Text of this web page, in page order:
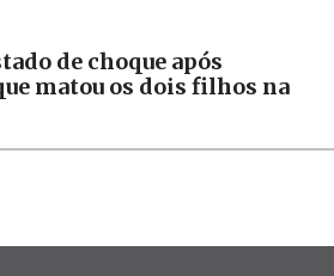
de choque após
matou os dois filhos na